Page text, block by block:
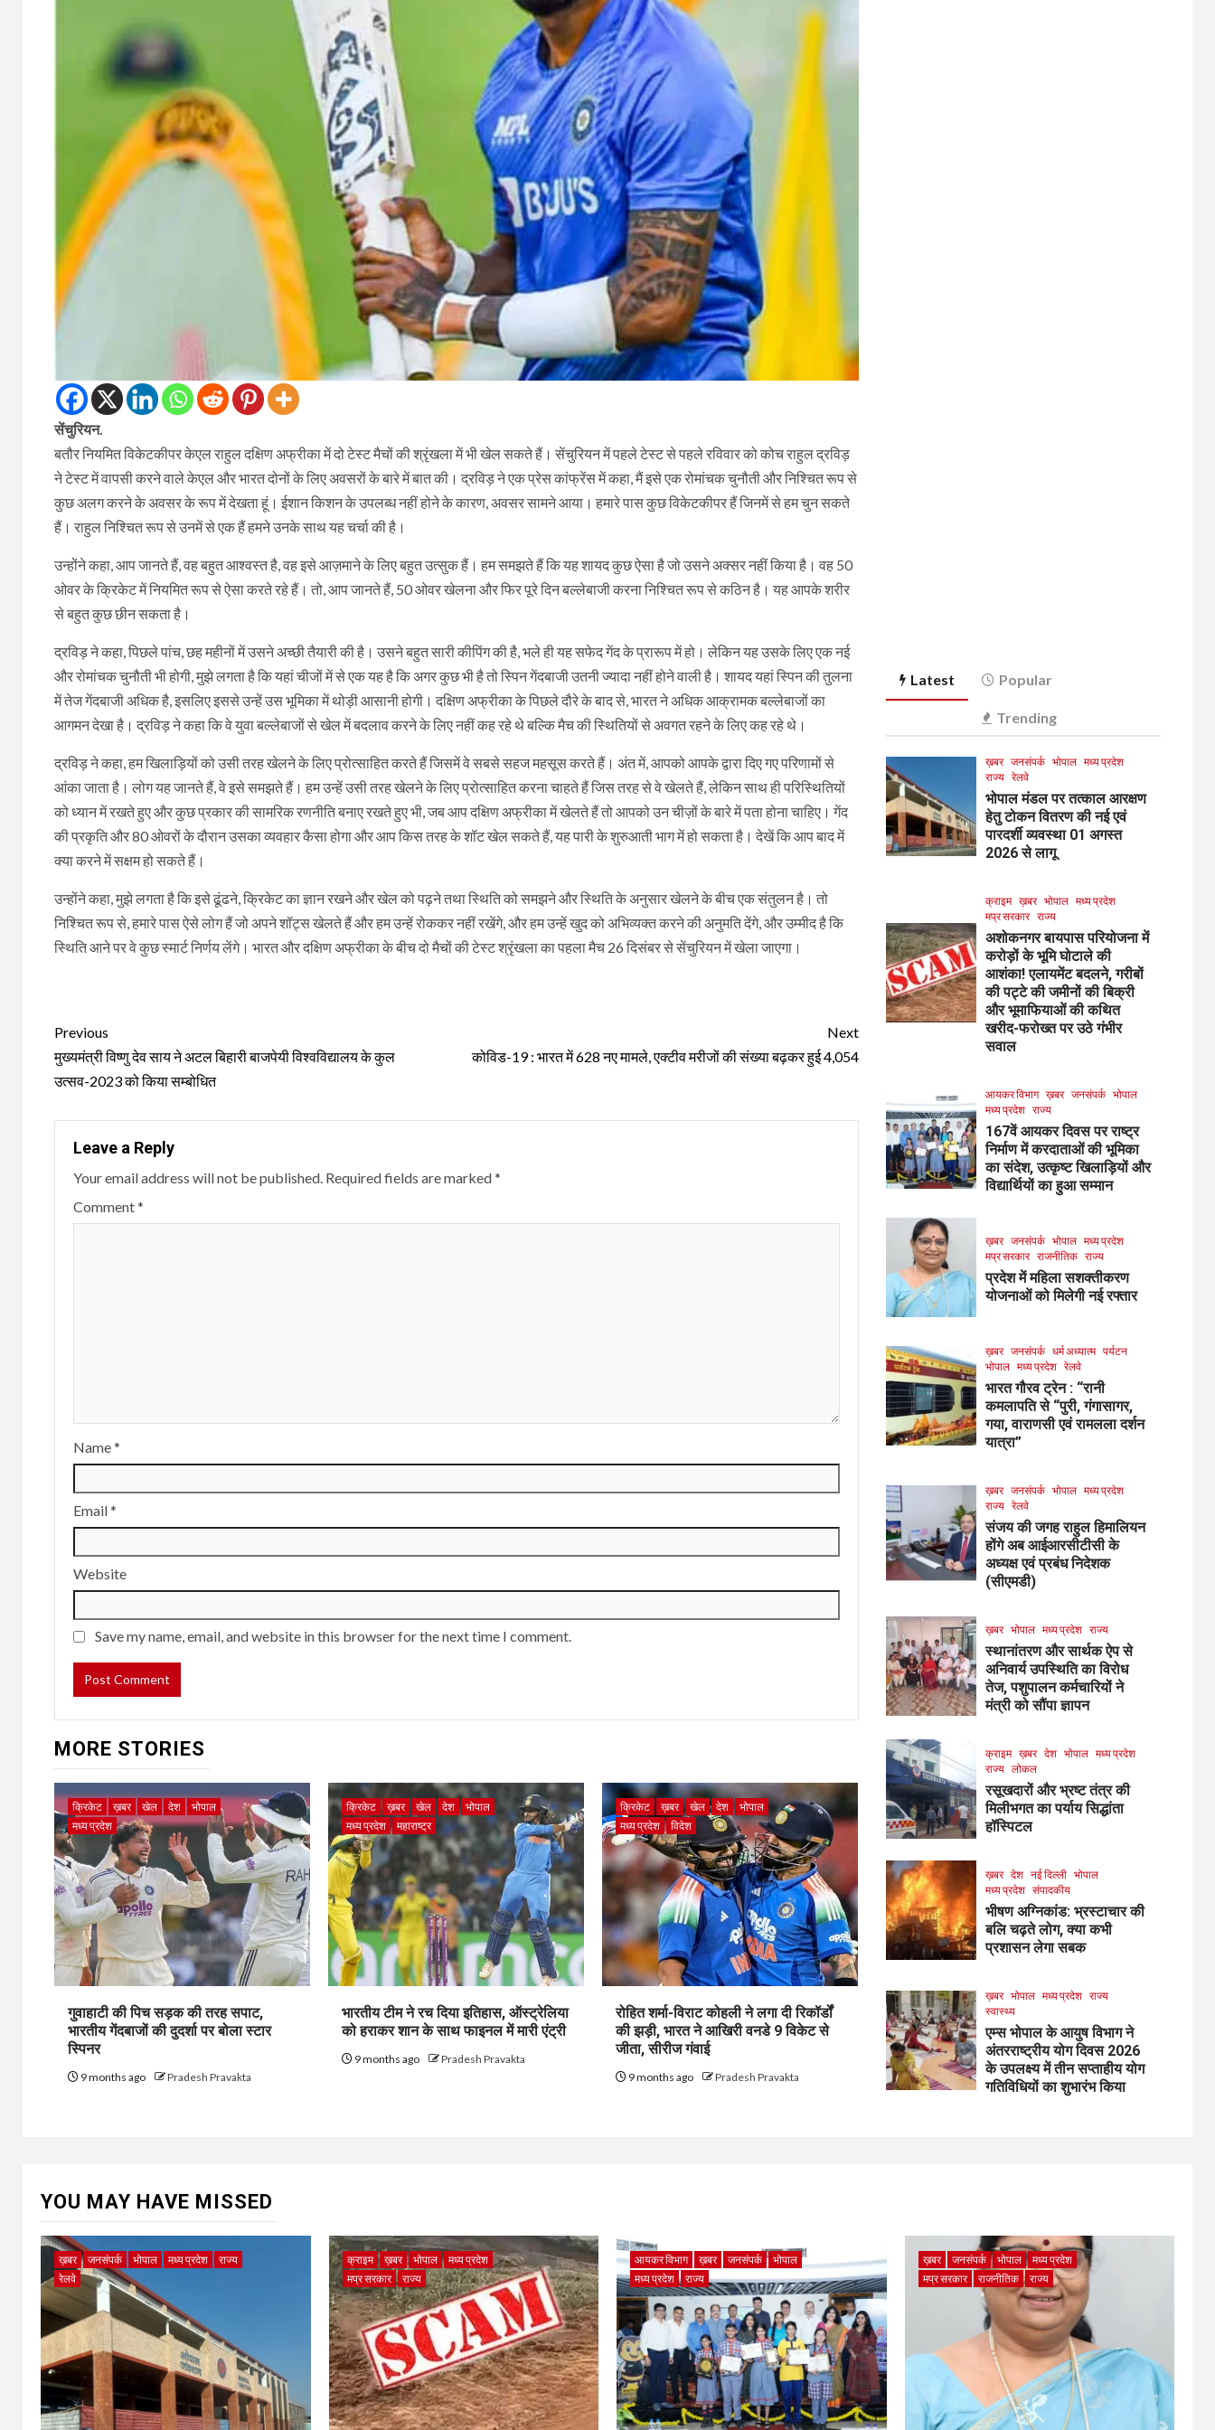
सेंचुरियन.
बतौर नियमित विकेटकीपर केएल राहुल दक्षिण अफ्रीका में दो टेस्ट मैचों की श्रृंखला में भी खेल सकते हैं। सेंचुरियन में पहले टेस्ट से पहले रविवार को कोच राहुल द्रविड़
ने टेस्ट में वापसी करने वाले केएल और भारत दोनों के लिए अवसरों के बारे में बात की। द्रविड़ ने एक प्रेस कांफ्रेंस में कहा, मैं इसे एक रोमांचक चुनौती और निश्चित रूप से
कुछ अलग करने के अवसर के रूप में देखता हूं। ईशान किशन के उपलब्ध नहीं होने के कारण, अवसर सामने आया। हमारे पास कुछ विकेटकीपर हैं जिनमें से हम चुन सकते
हैं। राहुल निश्चित रूप से उनमें से एक हैं हमने उनके साथ यह चर्चा की है।
उन्होंने कहा, आप जानते हैं, वह बहुत आश्वस्त है, वह इसे आज़माने के लिए बहुत उत्सुक हैं। हम समझते हैं कि यह शायद कुछ ऐसा है जो उसने अक्सर नहीं किया है। वह 50
ओवर के क्रिकेट में नियमित रूप से ऐसा करते रहे हैं। तो, आप जानते हैं, 50 ओवर खेलना और फिर पूरे दिन बल्लेबाजी करना निश्चित रूप से कठिन है। यह आपके शरीर
से बहुत कुछ छीन सकता है।
द्रविड़ ने कहा, पिछले पांच, छह महीनों में उसने अच्छी तैयारी की है। उसने बहुत सारी कीपिंग की है, भले ही यह सफेद गेंद के प्रारूप में हो। लेकिन यह उसके लिए एक नई
और रोमांचक चुनौती भी होगी, मुझे लगता है कि यहां चीजों में से एक यह है कि अगर कुछ भी है तो स्पिन गेंदबाजी उतनी ज्यादा नहीं होने वाली है। शायद यहां स्पिन की तुलना
में तेज गेंदबाजी अधिक है, इसलिए इससे उन्हें उस भूमिका में थोड़ी आसानी होगी। दक्षिण अफ्रीका के पिछले दौरे के बाद से, भारत ने अधिक आक्रामक बल्लेबाजों का
आगमन देखा है। द्रविड़ ने कहा कि वे युवा बल्लेबाजों से खेल में बदलाव करने के लिए नहीं कह रहे थे बल्कि मैच की स्थितियों से अवगत रहने के लिए कह रहे थे।
द्रविड़ ने कहा, हम खिलाड़ियों को उसी तरह खेलने के लिए प्रोत्साहित करते हैं जिसमें वे सबसे सहज महसूस करते हैं। अंत में, आपको आपके द्वारा दिए गए परिणामों से
आंका जाता है। लोग यह जानते हैं, वे इसे समझते हैं। हम उन्हें उसी तरह खेलने के लिए प्रोत्साहित करना चाहते हैं जिस तरह से वे खेलते हैं, लेकिन साथ ही परिस्थितियों
को ध्यान में रखते हुए और कुछ प्रकार की सामरिक रणनीति बनाए रखते हुए भी, जब आप दक्षिण अफ्रीका में खेलते हैं तो आपको उन चीज़ों के बारे में पता होना चाहिए। गेंद
की प्रकृति और 80 ओवरों के दौरान उसका व्यवहार कैसा होगा और आप किस तरह के शॉट खेल सकते हैं, यह पारी के शुरुआती भाग में हो सकता है। देखें कि आप बाद में
क्या करने में सक्षम हो सकते हैं।
उन्होंने कहा, मुझे लगता है कि इसे ढूंढने, क्रिकेट का ज्ञान रखने और खेल को पढ़ने तथा स्थिति को समझने और स्थिति के अनुसार खेलने के बीच एक संतुलन है। तो
निश्चित रूप से, हमारे पास ऐसे लोग हैं जो अपने शॉट्स खेलते हैं और हम उन्हें रोककर नहीं रखेंगे, और हम उन्हें खुद को अभिव्यक्त करने की अनुमति देंगे, और उम्मीद है कि
स्थिति आने पर वे कुछ स्मार्ट निर्णय लेंगे। भारत और दक्षिण अफ्रीका के बीच दो मैचों की टेस्ट श्रृंखला का पहला मैच 26 दिसंबर से सेंचुरियन में खेला जाएगा।
Continue
Reading
Previous
मुख्यमंत्री विष्णु देव साय ने अटल बिहारी बाजपेयी विश्वविद्यालय के कुल
उत्सव-2023 को किया सम्बोधित
Next
कोविड-19 : भारत में 628 नए मामले, एक्टीव मरीजों की संख्या बढ़कर हुई 4,054
Leave a Reply
Your email address will not be published. Required fields are marked*
Comment*
Name*
Email*
Website
Save my name, email, and website in this browser for the next time I comment.
MORE STORIES
क्रिकेट ख़बर खेल देश
भोपाल
मध्य प्रदेश
गुवाहाटी की पिच सड़क की तरह सपाट,
भारतीय गेंदबाजों की दुदर्शा पर बोला स्टार
स्पिनर
9 months ago Pradesh Pravakta
क्रिकेट ख़बर खेल देश
भोपाल
मध्य प्रदेश
महाराष्ट्र
भारतीय टीम ने रच दिया इतिहास, ऑस्ट्रेलिया
को हराकर शान के साथ फाइनल में मारी एंट्री
9 months ago Pradesh Pravakta
क्रिकेट ख़बर खेल देश
भोपाल
मध्य प्रदेश
विदेश
रोहित शर्मा-विराट कोहली ने लगा दी रिकॉर्डों
की झड़ी, भारत ने आखिरी वनडे 9 विकेट से
जीता, सीरीज गंवाई
9 months ago Pradesh Pravakta
Latest Popular
Trending
ख़बर जनसंपर्क भोपाल मध्य प्रदेश
राज्य रेलवे
भोपाल मंडल पर तत्काल आरक्षण
हेतु टोकन वितरण की नई एवं
पारदर्शी व्यवस्था 01 अगस्त
2026 से लागू
क्राइम ख़बर भोपाल मध्य प्रदेश
मप्र सरकार राज्य
अशोकनगर बायपास परियोजना में
करोड़ों के भूमि घोटाले की
आशंका! एलायमेंट बदलने, गरीबों
की पट्टे की जमीनों की बिक्री
और भूमाफियाओं की कथित
खरीद-फरोख्त पर उठे गंभीर
सवाल
आयकर विभाग ख़बर जनसंपर्क भोपाल
मध्य प्रदेश राज्य
167वें आयकर दिवस पर राष्ट्र
निर्माण में करदाताओं की भूमिका
का संदेश, उत्कृष्ट खिलाड़ियों और
विद्यार्थियों का हुआ सम्मान
ख़बर जनसंपर्क भोपाल मध्य प्रदेश
मप्र सरकार राजनीतिक राज्य
प्रदेश में महिला सशक्तीकरण
योजनाओं को मिलेगी नई रफ्तार
ख़बर जनसंपर्क धर्म अध्यात्म पर्यटन
भोपाल मध्य प्रदेश रेलवे
भारत गौरव ट्रेन : “रानी
कमलापति से “पुरी, गंगासागर,
गया, वाराणसी एवं रामलला दर्शन
यात्रा”
ख़बर जनसंपर्क भोपाल मध्य प्रदेश
राज्य रेलवे
संजय की जगह राहुल हिमालियन
होंगे अब आईआरसीटीसी के
अध्यक्ष एवं प्रबंध निदेशक
(सीएमडी)
ख़बर भोपाल मध्य प्रदेश राज्य
स्थानांतरण और सार्थक ऐप से
अनिवार्य उपस्थिति का विरोध
तेज, पशुपालन कर्मचारियों ने
मंत्री को सौंपा ज्ञापन
क्राइम ख़बर देश भोपाल मध्य प्रदेश
राज्य लोकल
रसूखदारों और भ्रष्ट तंत्र की
मिलीभगत का पर्याय सिद्धांता
हॉस्पिटल
ख़बर देश नई दिल्ली भोपाल
मध्य प्रदेश संपादकीय
भीषण अग्निकांड: भ्रस्टाचार की
बलि चढ़ते लोग, क्या कभी
प्रशासन लेगा सबक
ख़बर भोपाल मध्य प्रदेश राज्य
स्वास्थ्य
एम्स भोपाल के आयुष विभाग ने
अंतरराष्ट्रीय योग दिवस 2026
के उपलक्ष्य में तीन सप्ताहीय योग
गतिविधियों का शुभारंभ किया
YOU MAY HAVE MISSED
ख़बर जनसंपर्क भोपाल मध्य प्रदेश
राज्य
रेलवे
क्राइम ख़बर भोपाल
मध्य प्रदेश
मप्र सरकार
राज्य
आयकर विभाग ख़बर जनसंपर्क
भोपाल
मध्य प्रदेश
राज्य
ख़बर जनसंपर्क भोपाल
मध्य प्रदेश
मप्र सरकार
राजनीतिक राज्य